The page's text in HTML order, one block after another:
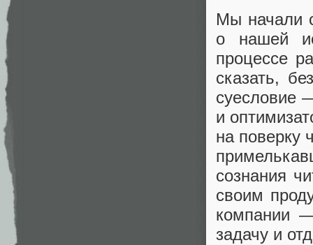
Мы начали
о нашей
процессе
сказать,
суесловие
и
на поверку
сознания
своим
компании
задачу и